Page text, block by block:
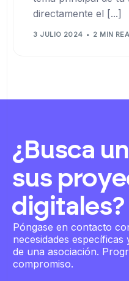
directamente el [...]
3 JULIO 2024 2 MIN
¿Busca
sus
digitales?
Póngase en contacto
necesidades
de una asociación.
compromiso.